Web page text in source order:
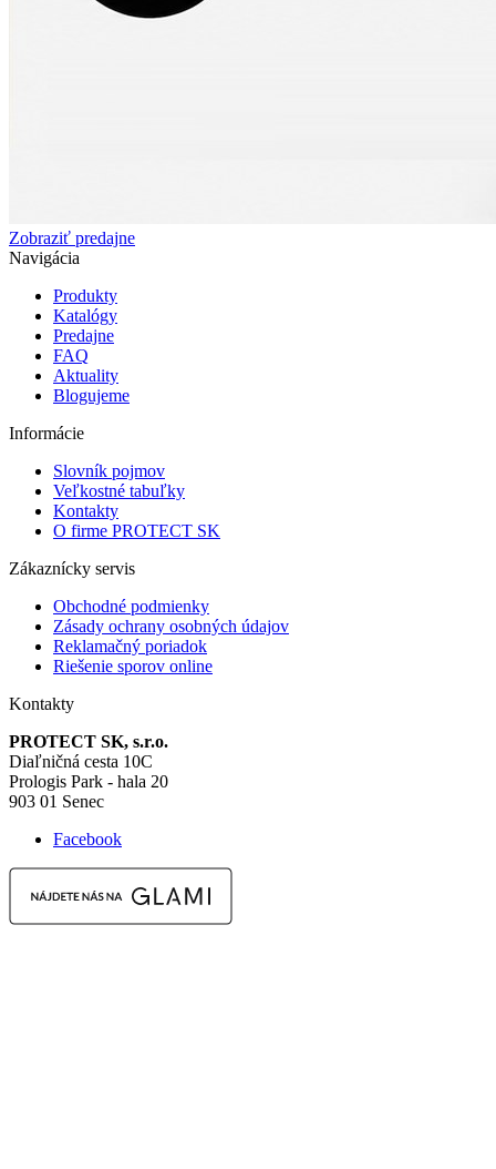
Zobraziť predajne
Navigácia
Produkty
Katalógy
Predajne
FAQ
Aktuality
Blogujeme
Informácie
Slovník pojmov
Veľkostné tabuľky
Kontakty
O firme PROTECT SK
Zákaznícky servis
Obchodné podmienky
Zásady ochrany osobných údajov
Reklamačný poriadok
Riešenie sporov online
Kontakty
PROTECT SK, s.r.o.
Diaľničná cesta 10C
Prologis Park - hala 20
903 01 Senec
Facebook